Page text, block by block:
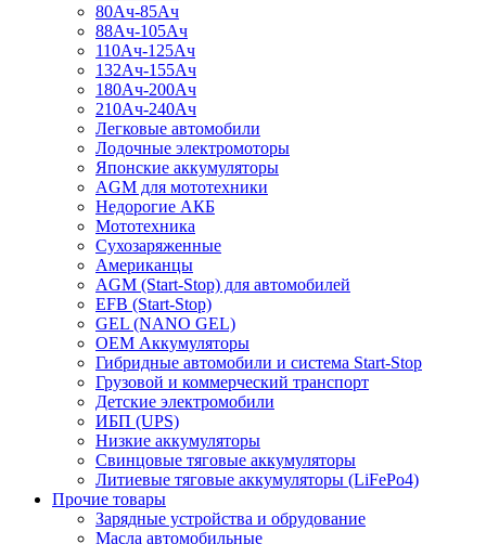
80Ач-85Ач
88Ач-105Ач
110Ач-125Ач
132Ач-155Ач
180Ач-200Ач
210Ач-240Ач
Легковые автомобили
Лодочные электромоторы
Японские аккумуляторы
AGM для мототехники
Недорогие АКБ
Мототехника
Сухозаряженные
Американцы
AGM (Start-Stop) для автомобилей
EFB (Start-Stop)
GEL (NANO GEL)
OEM Аккумуляторы
Гибридные автомобили и система Start-Stop
Грузовой и коммерческий транспорт
Детские электромобили
ИБП (UPS)
Низкие аккумуляторы
Свинцовые тяговые аккумуляторы
Литиевые тяговые аккумуляторы (LiFePo4)
Прочие товары
Зарядные устройства и обрудование
Масла автомобильные